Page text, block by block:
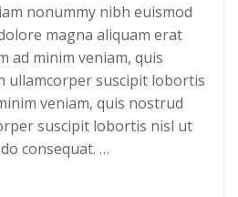
nonummy nibh euismod
magna aliquam erat
ad minim veniam, quis
ullamcorper suscipit lobortis
veniam, quis nostrud
suscipit lobortis nisl ut
consequat. …